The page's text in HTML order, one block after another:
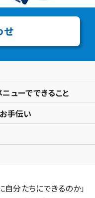
せ
ューでできること
手伝い
分たちにできるのか」